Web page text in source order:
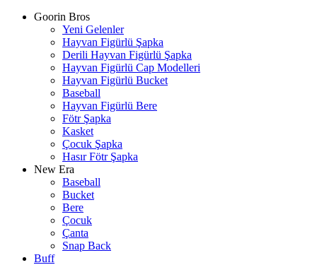
Goorin Bros
Yeni Gelenler
Hayvan Figürlü Şapka
Derili Hayvan Figürlü Şapka
Hayvan Figürlü Cap Modelleri
Hayvan Figürlü Bucket
Baseball
Hayvan Figürlü Bere
Fötr Şapka
Kasket
Çocuk Şapka
Hasır Fötr Şapka
New Era
Baseball
Bucket
Bere
Çocuk
Çanta
Snap Back
Buff